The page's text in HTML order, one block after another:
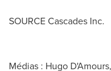
SOURCE Cascades Inc.
Médias : Hugo